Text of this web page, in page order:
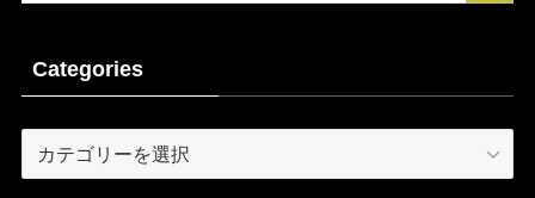
Categories
Categories